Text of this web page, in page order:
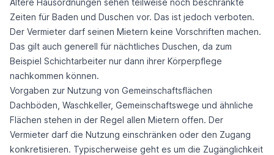
Zeiten für Baden und Duschen vor. Das ist jedoch verboten.
Der Vermieter darf seinen Mietern keine Vorschriften machen.
Das gilt auch generell für nächtliches Duschen, da zum
Beispiel Schichtarbeiter nur dann ihrer Körperpflege
nachkommen können.
Vorgaben zur Nutzung von Gemeinschaftsflächen
Dachböden, Waschkeller, Gemeinschaftswege und ähnliche
Flächen stehen in der Regel allen Mietern offen. Der
Vermieter darf die Nutzung einschränken oder den Zugang
konkretisieren. Typischerweise geht es um die Zugänglichkeit